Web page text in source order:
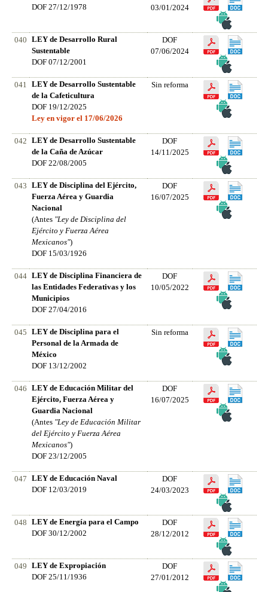
DOF 27/12/1978
03/01/2024
040
LEY de Desarrollo Rural
Sustentable
DOF 07/12/2001
DOF
07/06/2024
041
LEY de Desarrollo Sustentable
de la Cafeticultura
DOF 19/12/2025
Ley en vigor el 17/06/2026
Sin reforma
042
LEY de Desarrollo Sustentable
de la Caña de Azúcar
DOF 22/08/2005
DOF
14/11/2025
043
LEY de Disciplina del Ejército,
Fuerza Aérea y Guardia
Nacional
(Antes "Ley de Disciplina del
Ejército y Fuerza Aérea
Mexicanos")
DOF 15/03/1926
DOF
16/07/2025
044 LEY de Disciplina Financiera de
las Entidades Federativas y los
Municipios
DOF 27/04/2016
DOF
10/05/2022
045
LEY de Disciplina para el
Personal de la Armada de
México
DOF 13/12/2002
Sin reforma
046
LEY de Educación Militar del
Ejército, Fuerza Aérea y
Guardia Nacional
(Antes "Ley de Educación Militar
del Ejército y Fuerza Aérea
Mexicanos")
DOF 23/12/2005
DOF
16/07/2025
047
LEY de Educación Naval
DOF 12/03/2019
DOF
24/03/2023
048
LEY de Energía para el Campo
DOF 30/12/2002
DOF
28/12/2012
049
LEY de Expropiación
DOF 25/11/1936
DOF
27/01/2012